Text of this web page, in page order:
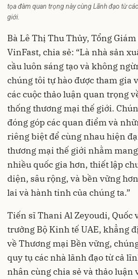
tọa đàm quan trọng này cùng Lãnh đạo từ
giới.
Bà Lê Thị Thu Thủy, Tổng
VinFast, chia sẻ: “Là nhà sản
cầu luôn sáng tạo và không
chúng tôi tự hào được tham gia
các cuộc thảo luận quan trọng
thống thương mại thế giới.
đóng góp các quan điểm và
riêng biệt để cùng nhau hiện
thương mại thế giới nhằm
nhiều quốc gia hơn, thiết lập
diện, sâu rộng, và bền vững
lai và hành tinh của chúng ta.”
Tiến sĩ Thani Al Zeyoudi, Quốc
trưởng Bộ Kinh tế UAE, khẳng
về Thương mại Bền vững,
quy tụ các nhà lãnh đạo từ cả
nhân cùng chia sẻ và thảo luận